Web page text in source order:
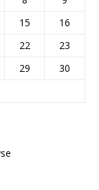
15
16
22
23
29
30